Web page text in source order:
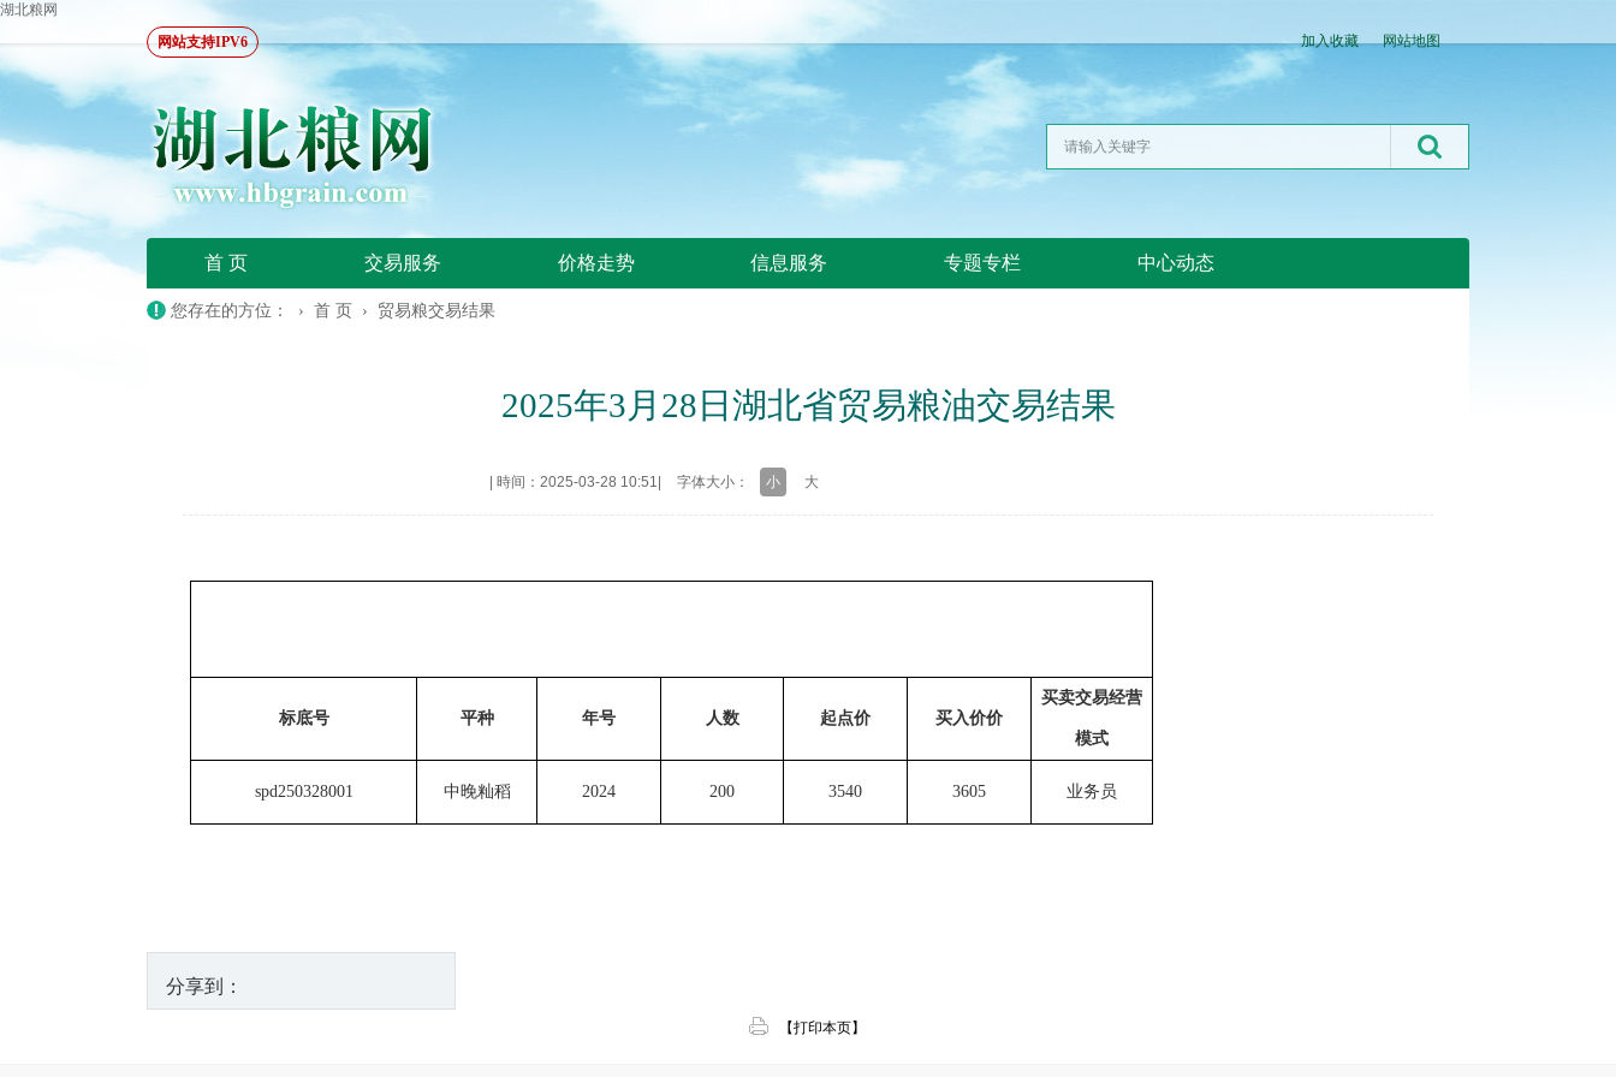
湖北粮网
网站支持IPV6
加入收藏 网站地图
首 页 交易服务 价格走势 信息服务 专题专栏 中心动态
您存在的方位： › 首 页 › 贸易粮交易结果
2025年3月28日湖北省贸易粮油交易结果
時间：2025-03-28 10:51 字体大小： 小 大
标底号 平种 年号 人数 起点价 买入价价
买卖交易经营
模式
spd250328001 中晚籼稻 2024 200 3540 3605 业务员
分享到：
【打印本页】